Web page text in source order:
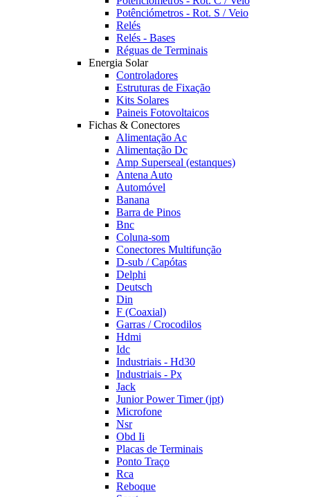
Potênciómetros - Rot. S / Veio
Relés
Relés - Bases
Réguas de Terminais
Energia Solar
Controladores
Estruturas de Fixação
Kits Solares
Paineis Fotovoltaicos
Fichas & Conectores
Alimentação Ac
Alimentação Dc
Amp Superseal (estanques)
Antena Auto
Automóvel
Banana
Barra de Pinos
Bnc
Coluna-som
Conectores Multifunção
D-sub / Capótas
Delphi
Deutsch
Din
F (Coaxial)
Garras / Crocodilos
Hdmi
Idc
Industriais - Hd30
Industriais - Px
Jack
Junior Power Timer (jpt)
Microfone
Nsr
Obd Ii
Placas de Terminais
Ponto Traço
Rca
Reboque